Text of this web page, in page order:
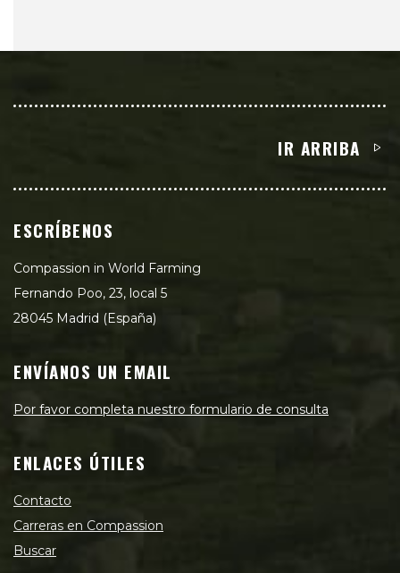
IR ARRIBA
ESCRÍBENOS
Compassion in World Farming
Fernando Poo, 23, local 5
28045 Madrid (España)
ENVÍANOS UN EMAIL
Por favor completa nuestro formulario de consulta
ENLACES ÚTILES
Contacto
Carreras en Compassion
Buscar